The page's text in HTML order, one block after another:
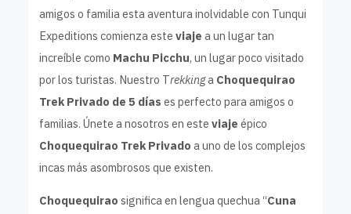
amigos o familia esta aventura inolvidable con Tunqui
Expeditions comienza esteviaje a un lugar tan
increíble como Machu Picchu, un lugar poco visitado
por los turistas. Nuestro Trekkinga Choquequirao
Trek Privado de 5 días es perfecto para amigos o
familias. Únete a nosotros en esteviaje épico
Choquequirao Trek Privado a uno de los complejos
incas más asombrosos que existen.
Choquequirao significa en lengua quechua “Cuna